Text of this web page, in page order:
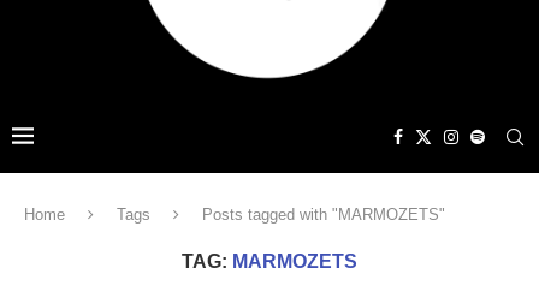
Home Tags Posts tagged with "MARMOZETS"
TAG: MARMOZETS